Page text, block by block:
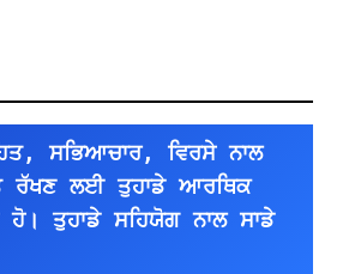
ਸਭਿਆਚਾਰ, ਵਿਰਸੇ ਨਾਲ
ਰੱਖਣ ਲਈ ਤੁਹਾਡੇ ਆਰਥਿਕ
ਤੁਹਾਡੇ ਸਹਿਯੋਗ ਨਾਲ ਸਾਡੇ